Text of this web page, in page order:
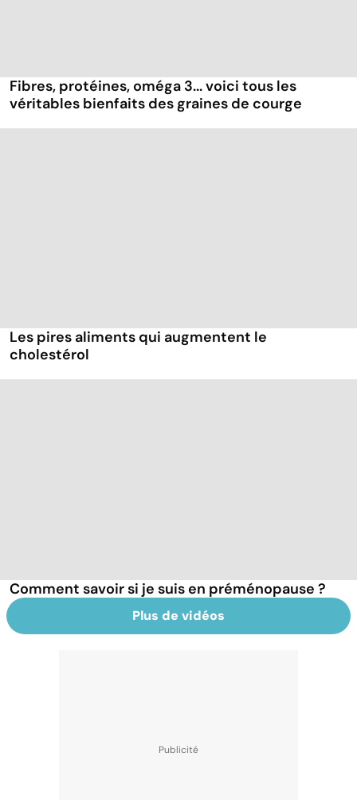
Fibres, protéines, oméga 3... voici tous les
véritables bienfaits des graines de courge
Les pires aliments qui augmentent le
cholestérol
Comment savoir si je suis en préménopause ?
Plus de vidéos